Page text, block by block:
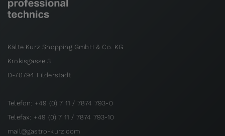
Kälte Kurz Shopping GmbH & Co. KG
Krokisgasse 3
D-70794 Filderstadt
Telefon: +49 (0) 7 11 / 7874 793-0
Telefax: +49 (0) 7 11 / 7874 793-10
mail@gastro-kurz.com